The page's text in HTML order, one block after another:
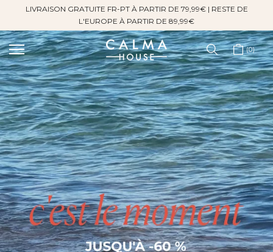
Sauter
contenu
LIVRAISON GRATUITE FR-PT À PARTIR DE 79,99€ | RESTE DE
L'EUROPE À PARTIR DE 89,99€
0